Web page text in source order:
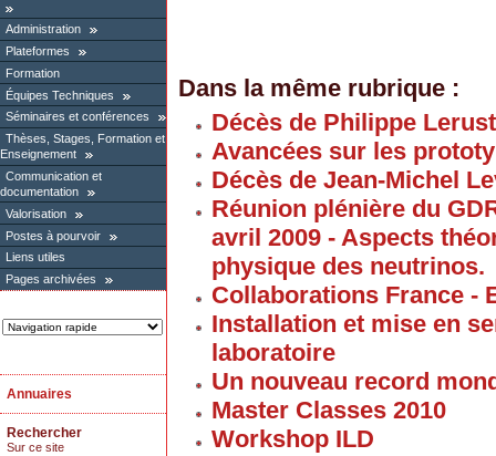
Administration
Plateformes
Formation
Équipes Techniques
Séminaires et conférences
Thèses, Stages, Formation et
Enseignement
Communication et
documentation
Valorisation
Postes à pourvoir
Liens utiles
Pages archivées
Annuaires
Rechercher
Sur ce site
Dans la même rubrique :
Décès de Philippe
Avancées sur les
Décès de Jean-Michel
Réunion plénière du
avril 2009 - Aspects
physique des neutrinos.
Collaborations France -
Installation et mise en
laboratoire
Un nouveau record
Master Classes 2010
Workshop ILD